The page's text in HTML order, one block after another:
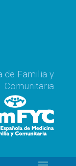
de Familia y
Comunitaria